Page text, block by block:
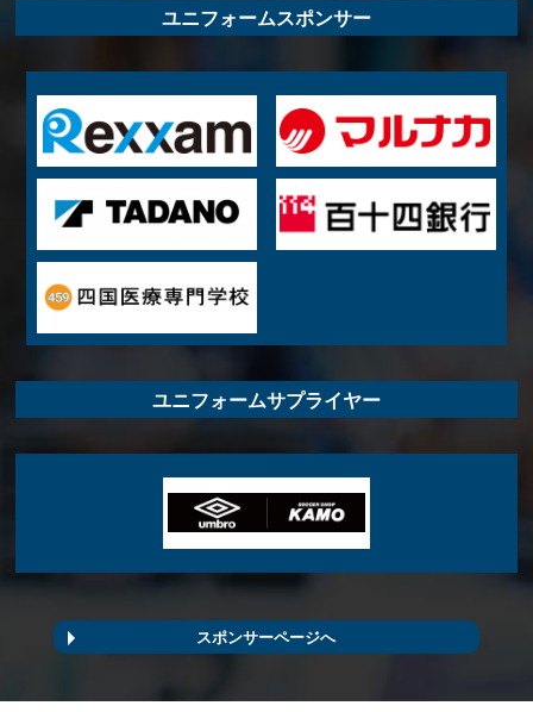
ユニフォームスポンサー
ユニフォームサプライヤー
スポンサーページへ